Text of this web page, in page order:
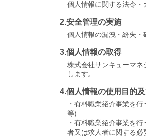
個人情報に関する法令・
2.安全管理の実施
個人情報の漏洩・紛失・
3.個人情報の取得
株式会社サンキューマ
します。
4.個人情報の使用目的
・有料職業紹介事業を
等)
・有料職業紹介事業を
者又は求人者に関する必